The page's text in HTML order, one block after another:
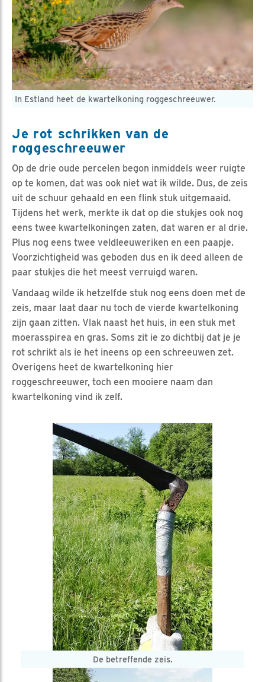
In Estland heet de kwartelkoning roggeschreeuwer.
Je rot schrikken van de
roggeschreeuwer
Op de drie oude percelen begon inmiddels weer ruigte
op te komen, dat was ook niet wat ik wilde. Dus, de zeis
uit de schuur gehaald en een flink stuk uitgemaaid.
Tijdens het werk, merkte ik dat op die stukjes ook nog
eens twee kwartelkoningen zaten, dat waren er al drie.
Plus nog eens twee veldleeuweriken en een paapje.
Voorzichtigheid was geboden dus en ik deed alleen de
paar stukjes die het meest verruigd waren.
Vandaag wilde ik hetzelfde stuk nog eens doen met de
zeis, maar laat daar nu toch de vierde kwartelkoning
zijn gaan zitten. Vlak naast het huis, in een stuk met
moerasspirea en gras. Soms zit ie zo dichtbij dat je je
rot schrikt als ie het ineens op een schreeuwen zet.
Overigens heet de kwartelkoning hier
roggeschreeuwer, toch een mooiere naam dan
kwartelkoning vind ik zelf.
De betreffende zeis.